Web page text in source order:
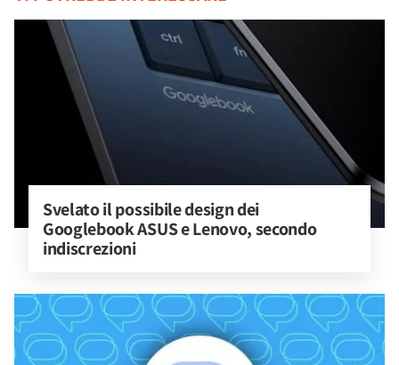
Svelato il possibile design dei
Googlebook ASUS e Lenovo, secondo
indiscrezioni